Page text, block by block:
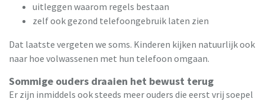
uitleggen waarom regels bestaan
zelf ook gezond telefoongebruik laten zien
Dat laatste vergeten we soms. Kinderen kijken natuurlijk ook
naar hoe volwassenen met hun telefoon omgaan.
Sommige ouders draaien het bewust terug
Er zijn inmiddels ook steeds meer ouders die eerst vrij soepel